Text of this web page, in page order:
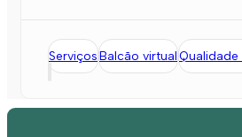
ServiçosBalcão virtualQualidade